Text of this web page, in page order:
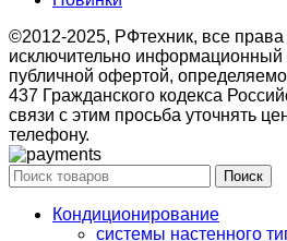
©2012-2025, РФтехник, все
исключительно информационный
публичной офертой,
437 Гражданского кодекса
связи с этим просьба уточнять
телефону.
Поиск
Кондиционирование
системы настенного